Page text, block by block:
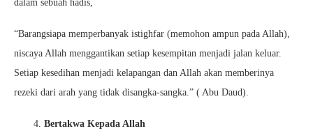
dalam sebuah hadis,
“Barangsiapa memperbanyak istighfar (memohon ampun pada Allah),
niscaya Allah menggantikan setiap kesempitan menjadi jalan keluar.
Setiap kesedihan menjadi kelapangan dan Allah akan memberinya
rezeki dari arah yang tidak disangka-sangka.” ( Abu Daud).
Bertakwa Kepada Allah